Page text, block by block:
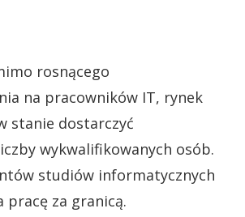
rosnącego
na pracowników IT, rynek
stanie dostarczyć
wykwalifikowanych osób.
studiów informatycznych
pracę za granicą.